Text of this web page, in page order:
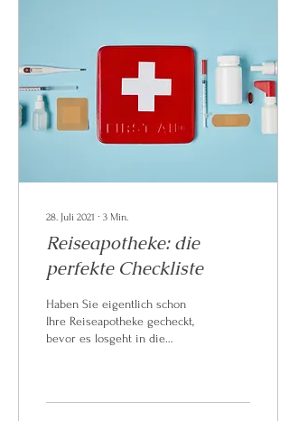
28. Juli 2021 ∙ 3 Min.
Reiseapotheke: die
perfekte Checkliste
Haben Sie eigentlich schon
Ihre Reiseapotheke gecheckt,
bevor es losgeht in die